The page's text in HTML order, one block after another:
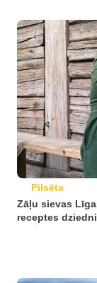
Pilsēta
Zāļu sievas
receptes